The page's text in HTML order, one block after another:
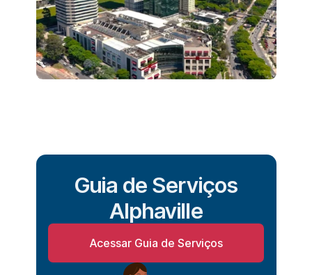
Guia de Serviços
Alphaville
Acessar Guia de Serviços